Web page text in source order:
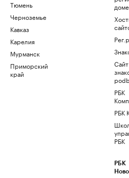
Тюмень
Черноземье
Кавказ
Карелия
Мурманск
Приморский
край
Сайт
РБК
РБК
РБК
РБК